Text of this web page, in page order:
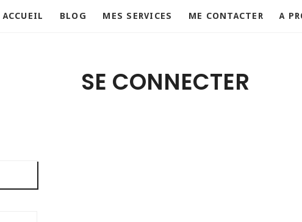
ACCUEIL BLOG MES SERVICES ME CONTACTER A
SE CONNECTER